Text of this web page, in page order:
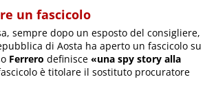
un fascicolo
sempre dopo un esposto del consigliere,
di Aosta ha aperto un fascicolo su
Ferrero definisce«una spy story alla
è titolare il sostituto procuratore